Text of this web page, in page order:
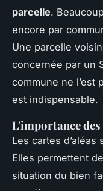
parcelle.
encore par
Une parcelle
concernée par un
commune ne l’est
est indispensable.
L'importance
Les cartes
Elles permettent
situation du bien